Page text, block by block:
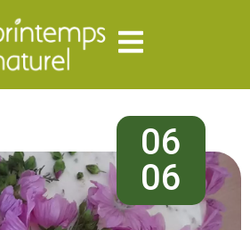
06
06